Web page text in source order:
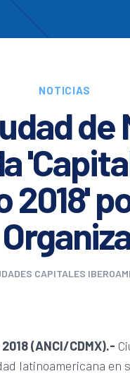
NOTICIAS
de
2018'
CAPITALES
(ANCI/CDMX).-
latinoamericana en